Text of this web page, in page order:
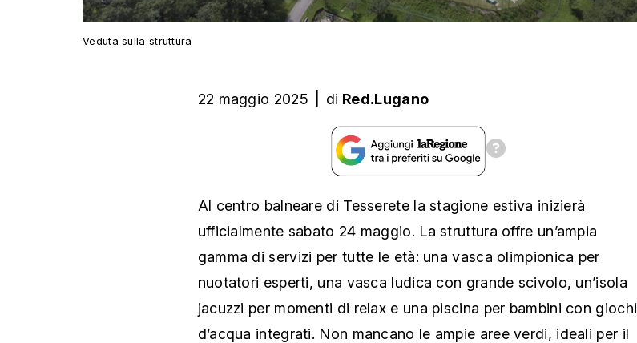
Veduta sulla struttura
22 maggio 2025 di Red.Lugano
Al centro balneare di Tesserete la stagione estiva inizierà
ufficialmente sabato 24 maggio. La struttura offre un’ampia
gamma di servizi per tutte le età: una vasca olimpionica per
nuotatori esperti, una vasca ludica con grande scivolo, un’isola
jacuzzi per momenti di relax e una piscina per bambini con giochi
d’acqua integrati. Non mancano le ampie aree verdi, ideali per il